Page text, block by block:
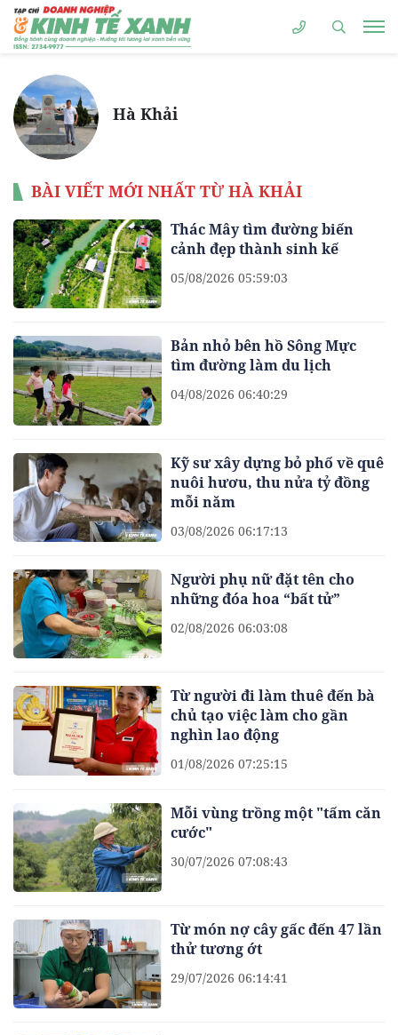
Hà Khải
BÀI VIẾT MỚI NHẤT TỪ HÀ KHẢI
Thác Mây tìm đường biến
cảnh đẹp thành sinh kế
05/08/2026 05:59:03
Bản nhỏ bên hồ Sông Mực
tìm đường làm du lịch
04/08/2026 06:40:29
Kỹ sư xây dựng bỏ phố về quê
nuôi hươu, thu nửa tỷ đồng
mỗi năm
03/08/2026 06:17:13
Người phụ nữ đặt tên cho
những đóa hoa “bất tử”
02/08/2026 06:03:08
Từ người đi làm thuê đến bà
chủ tạo việc làm cho gần
nghìn lao động
01/08/2026 07:25:15
Mỗi vùng trồng một "tấm căn
cước"
30/07/2026 07:08:43
Từ món nợ cây gấc đến 47 lần
thử tương ớt
29/07/2026 06:14:41